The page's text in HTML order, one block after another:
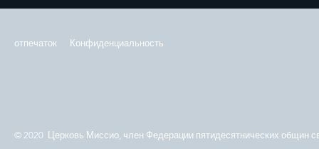
отпечаток Конфиденциальность
© 2020 Церковь Миссио, член Федерации пятидесятнических общин